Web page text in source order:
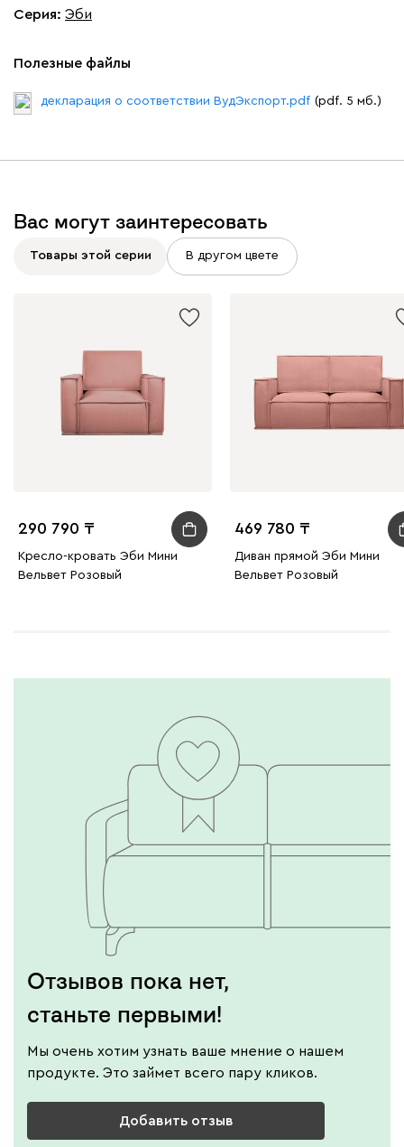
Серия: Эби
Полезные файлы
декларация о соответствии ВудЭкспорт.pdf (pdf. 5 мб.)
Вас могут заинтересовать
Товары этой серии В другом цвете
290 790
Кресло-кровать Эби Мини
Вельвет Розовый
469 780
Диван прямой Эби Мини
Вельвет Розовый
Отзывов пока нет,
станьте первыми!
Мы очень хотим узнать ваше мнение о нашем
продукте. Это займет всего пару кликов.
Добавить отзыв